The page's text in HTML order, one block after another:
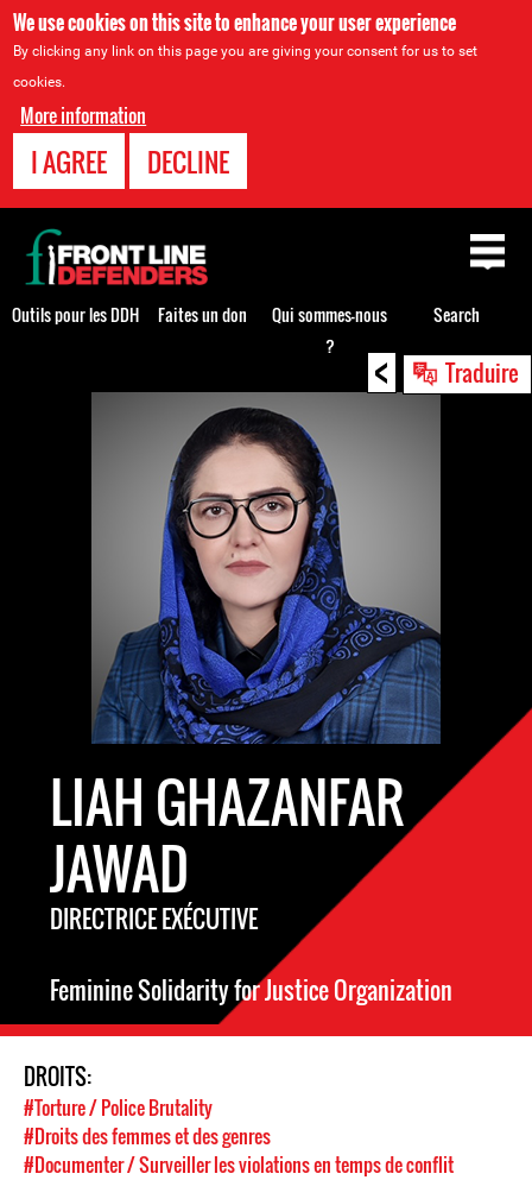
We use cookies on this site to enhance your user experience
By clicking any link on this page you are giving your consent for us to set
cookies.
More information
I AGREE DECLINE
< Traduire
LIAH GHAZANFAR
JAWAD
DIRECTRICE EXÉCUTIVE
Feminine Solidarity for Justice Organization
DROITS:
#Torture / Police Brutality
#Droits des femmes et des genres
#Documenter / Surveiller les violations en temps de conflit
Back
to
top
Outils pour les DDH Faites un don
Qui sommes-nous
?
Search